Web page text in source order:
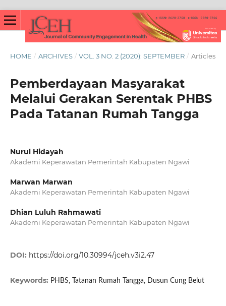
HOME / ARCHIVES / VOL. 3 NO. 2 (2020): SEPTEMBER / Articles
Pemberdayaan Masyarakat
Melalui Gerakan Serentak PHBS
Pada Tatanan Rumah Tangga
Nurul Hidayah
Akademi Keperawatan Pemerintah Kabupaten Ngawi
Marwan Marwan
Akademi Keperawatan Pemerintah Kabupaten Ngawi
Dhian Luluh Rahmawati
Akademi Keperawatan Pemerintah Kabupaten Ngawi
DOI: https://doi.org/10.30994/jceh.v3i2.47
Keywords: PHBS, Tatanan Rumah Tangga, Dusun Cung Belut